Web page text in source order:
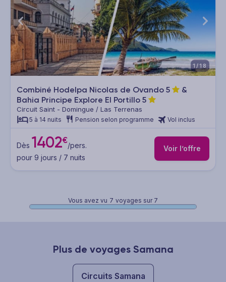
1/18
Combiné Hodelpa Nicolas de Ovando 5
&
Bahia Principe Explore El Portillo 5
Circuit Saint - Domingue / Las Terrenas
5 à 14 nuits Pension selon programme Vol inclus
Dès 1402€/pers.
pour 9 jours / 7 nuits
Voir l’offre
Vous avez vu 7 voyages sur 7
Plus de voyages Samana
Circuits Samana